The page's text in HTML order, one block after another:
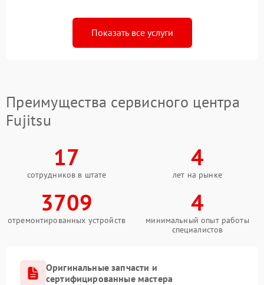
Показать все услуги
Преимущества сервисного центра
Fujitsu
17
сотрудников в штате
4
лет на рынке
3709
отремонтированных устройств
4
минимальный опыт работы
специалистов
Оригинальные запчасти и
сертифицированные мастера